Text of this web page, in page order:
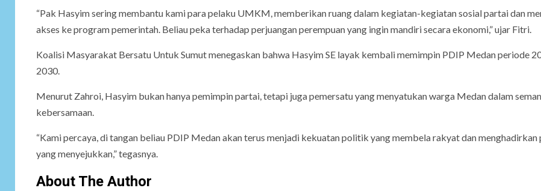
“Pak Hasyim sering membantu kami para pelaku UMKM, memberikan ruang dalam kegiatan-kegiatan sosial partai dan
akses ke program pemerintah. Beliau peka terhadap perjuangan perempuan yang ingin mandiri secara ekonomi,” ujar Fitri.
Koalisi Masyarakat Bersatu Untuk Sumut menegaskan bahwa Hasyim SE layak kembali memimpin PDIP Medan periode
2030.
Menurut Zahroi, Hasyim bukan hanya pemimpin partai, tetapi juga pemersatu yang menyatukan warga Medan dalam
kebersamaan.
“Kami percaya, di tangan beliau PDIP Medan akan terus menjadi kekuatan politik yang membela rakyat dan
yang menyejukkan,” tegasnya.
About The Author